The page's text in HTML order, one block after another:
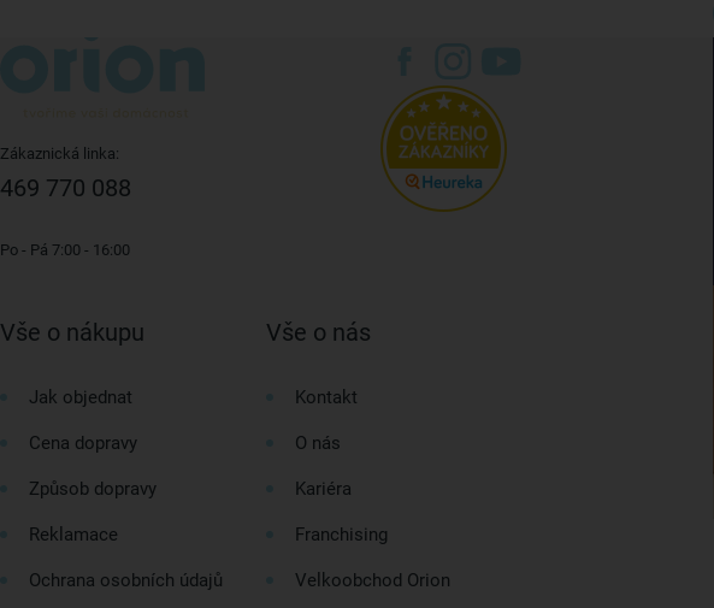
Zákaznická linka:
469 770 088
Po - Pá 7:00 - 16:00
Vše o nákupu
Jak objednat
Cena dopravy
Způsob dopravy
Reklamace
Ochrana osobních údajů
Vše o nás
Kontakt
O nás
Kariéra
Franchising
Velkoobchod Orion